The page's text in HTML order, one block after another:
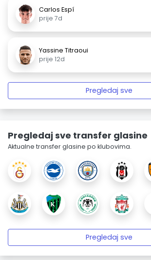
Carlos Espí
prije 7d
Yassine Titraoui
prije 12d
Pregledaj sve
Pregledaj sve transfer glasine
Aktualne transfer glasine po klubovima.
Pregledaj sve